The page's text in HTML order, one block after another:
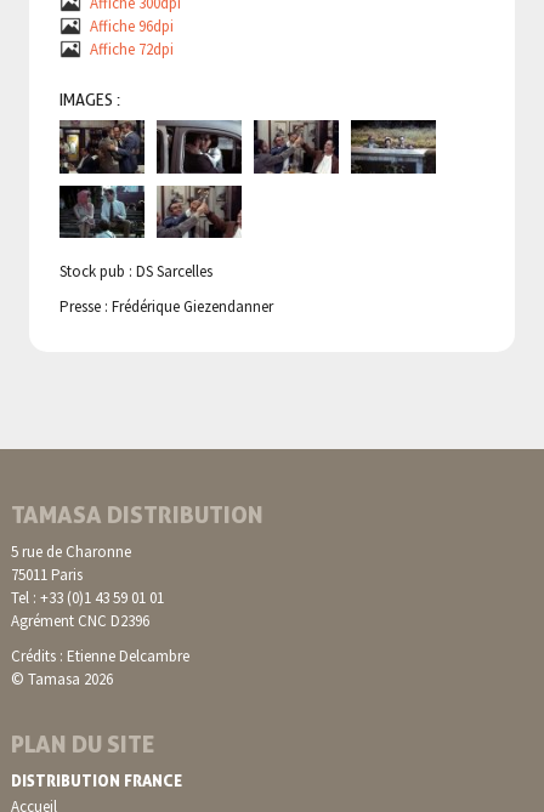
Affiche 96dpi
Affiche 72dpi
IMAGES :
Stock pub : DS Sarcelles
Presse : Frédérique Giezendanner
TAMASA DISTRIBUTION
5 rue de Charonne
75011 Paris
Tel : +33 (0)1 43 59 01 01
Agrément CNC D2396
Crédits : Etienne Delcambre
© Tamasa 2026
PLAN DU SITE
DISTRIBUTION FRANCE
Accueil